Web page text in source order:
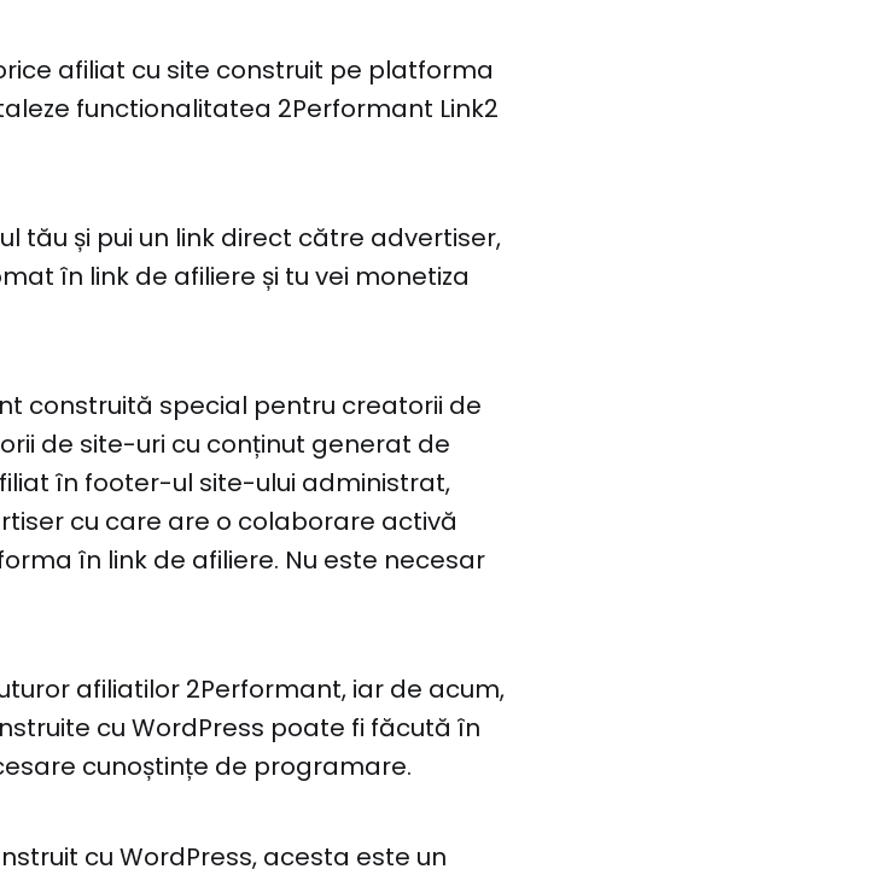
afiliat cu site construit pe platforma
functionalitatea 2Performant Link2
tău și pui un link direct către advertiser,
în link de afiliere și tu vei monetiza
construită special pentru creatorii de
de site-uri cu conținut generat de
în footer-ul site-ului administrat,
cu care are o colaborare activă
în link de afiliere. Nu este necesar
afiliatilor 2Performant, iar de acum,
cu WordPress poate fi făcută în
cunoștințe de programare.
cu WordPress, acesta este un